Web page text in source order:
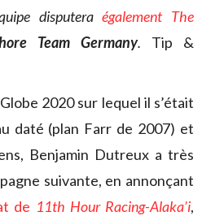
disputeraégalement The
Team Germany. Tip &
2020 sur lequel il s’était
daté (plan Farr de 2007) et
Benjamin Dutreux a très
suivante, en annonçant
de 11th Hour Racing-Alaka’i,